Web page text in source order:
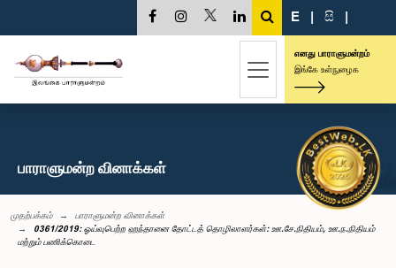
E | සි |
எனது பாராளுமன்றம்
இங்கே உள்நுழைக
பாராளுமன்ற வினாக்கள்
முதற்பக்கம்
பாராளுமன்ற வினாக்கள்
0361/2019: ஓய்வுபெற்ற ஹந்தானை தோட்டத் தொழிலாளர்கள்: ஊ.சே.நிதியம், ஊ.ந.நிதியம்
மற்றும் பணிக்கொடை